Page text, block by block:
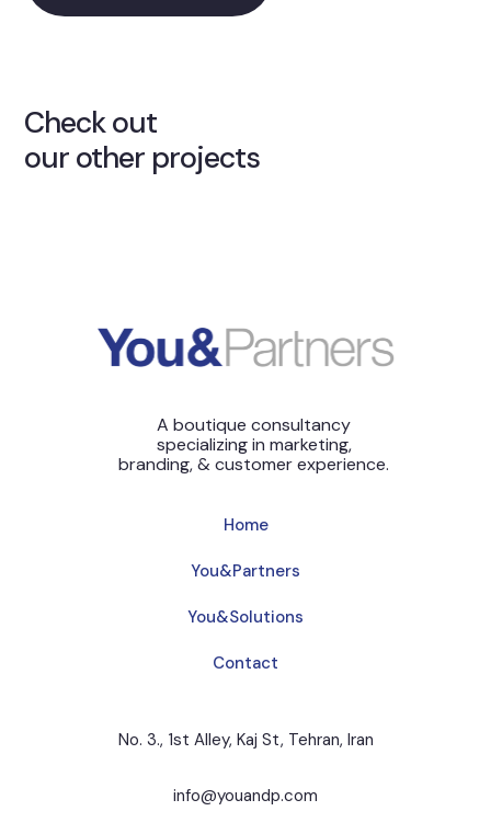
Check out
our other projects
A boutique consultancy
specializing in marketing,
branding, & customer experience.
Home
You&Partners
You&Solutions
Contact
No. 3., 1st Alley, Kaj St, Tehran, Iran
info@youandp.com